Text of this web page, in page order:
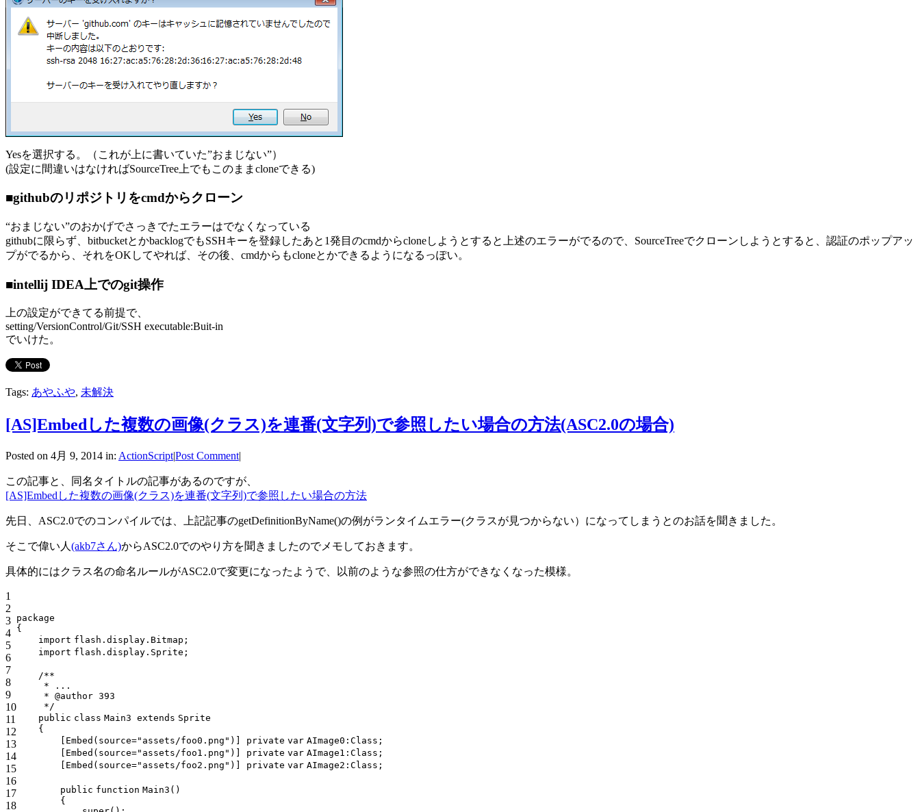
Yesを選択する。（これが上に書いていた”おまじない”）
(設定に間違いはなければSourceTree上でもこのままcloneできる)
■githubのリポジトリをcmdからクローン
“おまじない”のおかげでさっきでたエラーはでなくなっている
githubに限らず、bitbucketとかbacklogでもSSHキーを登録したあと1発目のcmdからcloneしようとすると上述のエラーがでるので、SourceTreeでクローンしようとすると、認証のポップアッ
プがでるから、それをOKしてやれば、その後、cmdからもcloneとかできるようになるっぽい。
■intellij IDEA上でのgit操作
上の設定ができてる前提で、
setting/VersionControl/Git/SSH executable:Buit-in
でいけた。
Tags: あやふや, 未解決
[AS]Embedした複数の画像(クラス)を連番(文字列)で参照したい場合の方法(ASC2.0の場合)
Posted on 4月 9, 2014 in: ActionScript|Post Comment|
この記事と、同名タイトルの記事があるのですが、
[AS]Embedした複数の画像(クラス)を連番(文字列)で参照したい場合の方法
先日、ASC2.0でのコンパイルでは、上記記事のgetDefinitionByName()の例がランタイムエラー(クラスが見つからない）になってしまうとのお話を聞きました。
そこで偉い人 (akb7さん)からASC2.0でのやり方を聞きましたのでメモしておきます。
具体的にはクラス名の命名ルールがASC2.0で変更になったようで、以前のような参照の仕方ができなくなった模様。
1
2
3
4
5
6
7
8
9
10
11
12
13
14
15
16
17
18
package
{
import flash.display.Bitmap;
import flash.display.Sprite;
/**
* ...
* @author 393
*/
public class Main3 extends Sprite
{
[Embed(source="assets/foo0.png" )] private var AImage0:Class;
[Embed(source="assets/foo1.png" )] private var AImage1:Class;
[Embed(source="assets/foo2.png" )] private var AImage2:Class;
public function Main3()
{